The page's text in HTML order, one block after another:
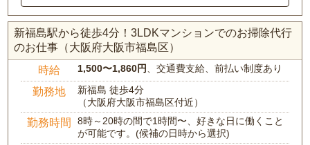
新福島駅から徒歩4分！3LDKマンションでのお掃除代行
のお仕事（大阪府大阪市福島区）
時給 1,500〜1,860円 、交通費支給、前払い制度あり
勤務地
新福島 徒歩4分
（大阪府大阪市福島区付近）
勤務時間
8時～20時の間で1時間〜、好きな日に働くこと
が可能です。(候補の日時から選択)